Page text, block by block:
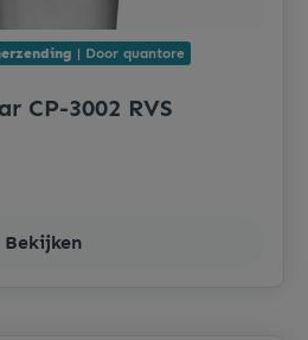
| Door quantore
CP-3002 RVS
Bekijken